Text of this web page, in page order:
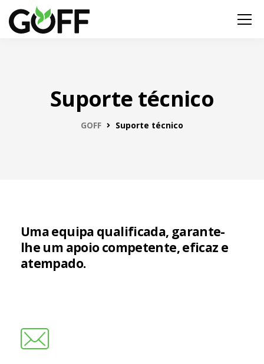
Suporte técnico
GOFF Suporte técnico
Uma equipa qualificada, garante-
lhe um apoio competente, eficaz e
atempado.